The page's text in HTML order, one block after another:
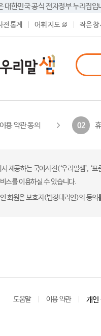
대한민국 공식 전자정부 누리집입
전 통계 어휘 지도 작은 창
이용 약관 동의 02
제공하는 국어사전(‘우리말샘’, ‘
스를 이용하실 수 있습니다.
회원은 보호자(법정대리인)의 동의
도움말 이용 약관 개인